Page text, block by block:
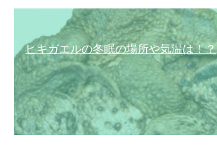
ヒキガエルの冬眠の場所や気温は！？